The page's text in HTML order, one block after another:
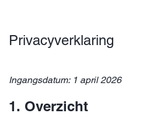
Privacyverklaring
Ingangsdatum: 1 april 2026
1. Overzicht